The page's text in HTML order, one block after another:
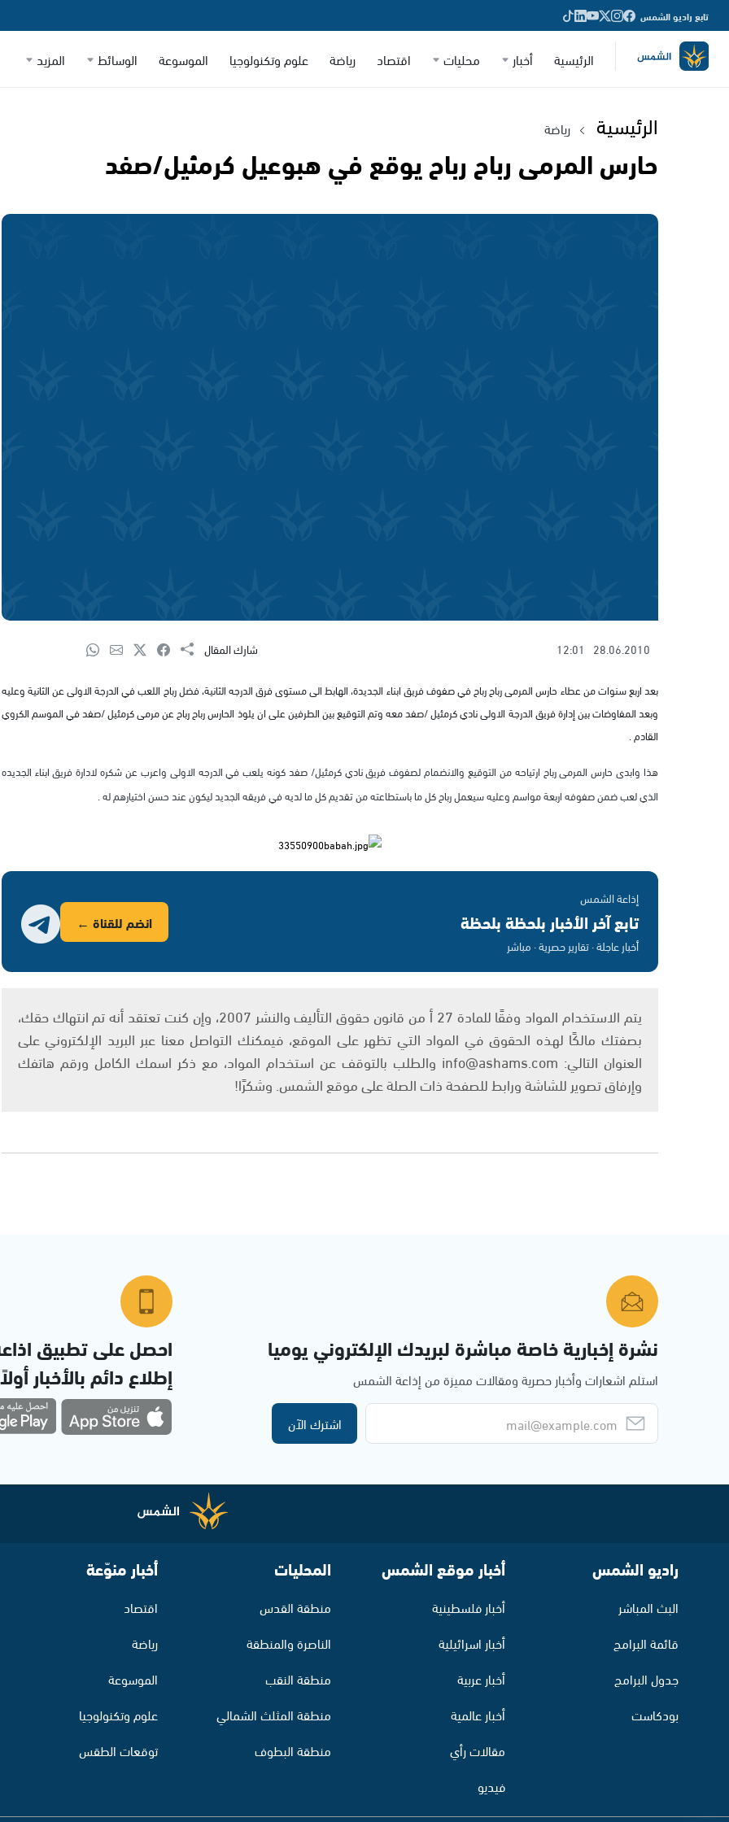
تابع راديو الشمس
الرئيسية أخبار محليات اقتصاد رياضة علوم وتكنولوجيا الموسوعة الوسائط المزيد
الرئيسية رياضة
حارس المرمى رباح رباح يوقع في هبوعيل كرمئيل/صفد
28.06.2010
12:01 شارك المقال
بعد اربع سنوات من عطاء حارس المرمى رباح رباح في صفوف فريق ابناء الجديدة، الهابط الى مستوى فرق الدرجه الثانية، فضل رباح اللعب في الدرجة الاولى عن الثانية وعليه
وبعد المفاوضات بين إدارة فريق الدرجة الاولى نادي كرمئيل /صفد معه وتم التوقيع بين الطرفين على ان يلوذ الحارس رباح رباح عن مرمى كرمئيل /صفد في الموسم الكروي
القادم .
هذا وابدى حارس المرمى رباح ارتياحه من التوقيع والانضمام لصفوف فريق نادي كرمئيل/ صفد كونه يلعب في الدرجه الاولى واعرب عن شكره لادارة فريق ابناء الجديده
الذي لعب ضمن صفوفه اربعة مواسم وعليه سيعمل رباح كل ما باستطاعته من تقديم كل ما لديه في فريقه الجديد ليكون عند حسن اختيارهم له .
إذاعة الشمس
تابع آخر الأخبار بلحظة بلحظة
أخبار عاجلة · تقارير حصرية · مباشر
انضم للقناة ←
يتم الاستخدام المواد وفقًا للمادة 27 أ من قانون حقوق التأليف والنشر 2007، وإن كنت تعتقد أنه تم انتهاك حقك،
بصفتك مالكًا لهذه الحقوق في المواد التي تظهر على الموقع، فيمكنك التواصل معنا عبر البريد الإلكتروني على
العنوان التالي: info@ashams.com والطلب بالتوقف عن استخدام المواد، مع ذكر اسمك الكامل ورقم هاتفك
وإرفاق تصوير للشاشة ورابط للصفحة ذات الصلة على موقع الشمس. وشكرًا!
نشرة إخبارية خاصة مباشرة لبريدك الإلكتروني يوميا
استلم اشعارات وأخبار حصرية ومقالات مميزة من إذاعة الشمس
اشترك الآن
احصل على تطبيق
إطلاع دائم بالأخبار
راديو الشمس
البث المباشر
قائمة البرامج
جدول البرامج
بودكاست
أخبار موقع الشمس
أخبار فلسطينية
أخبار اسرائيلية
أخبار عربية
أخبار عالمية
مقالات رأي
فيديو
المحليات
منطقة القدس
الناصرة والمنطقة
منطقة النقب
منطقة المثلث الشمالي
منطقة البطوف
أخبار منوّعة
اقتصاد
رياضة
الموسوعة
علوم وتكنولوجيا
توقعات الطقس